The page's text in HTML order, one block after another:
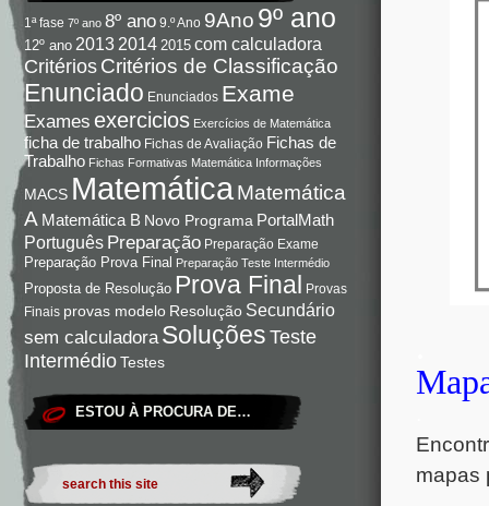
1ª fase 7º ano 8º ano 9.º Ano 9Ano 9º ano
12º ano 2013 2014 2015 com calculadora
Critérios Critérios de Classificação
Enunciado Enunciados Exame
Exames exercicios Exercícios de Matemática
ficha de trabalho Fichas de Avaliação Fichas de
Trabalho Fichas Formativas Matemática Informações
MACS Matemática Matemática
A Matemática B Novo Programa PortalMath
Português Preparação Preparação Exame
Preparação Prova Final Preparação Teste Intermédio
Proposta de Resolução Prova Final Provas
Finais provas modelo Resolução Secundário
sem calculadora Soluções Teste
IntermédioTestes
ESTOU À PROCURA DE…
mapas